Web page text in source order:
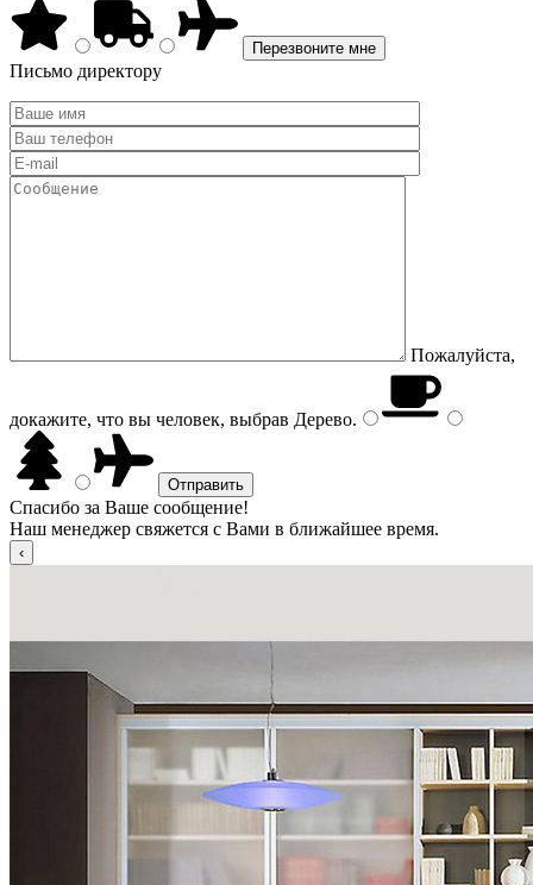
Письмо директору
Пожалуйста,
докажите, что вы человек, выбрав Дерево.
Спасибо за Ваше сообщение!
Наш менеджер свяжется с Вами в ближайшее время.